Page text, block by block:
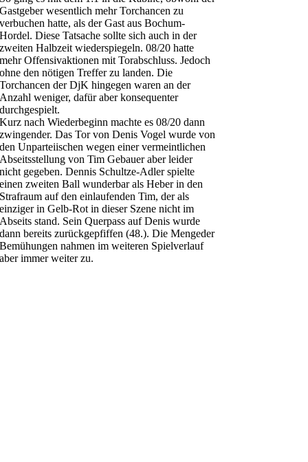
Gastgeber wesentlich mehr Torchancen zu
verbuchen hatte, als der Gast aus Bochum-
Hordel. Diese Tatsache sollte sich auch in der
zweiten Halbzeit wiederspiegeln. 08/20 hatte
mehr Offensivaktionen mit Torabschluss. Jedoch
ohne den nötigen Treffer zu landen. Die
Torchancen der DjK hingegen waren an der
Anzahl weniger, dafür aber konsequenter
durchgespielt.
Kurz nach Wiederbeginn machte es 08/20 dann
zwingender. Das Tor von Denis Vogel wurde von
den Unparteiischen wegen einer vermeintlichen
Abseitsstellung von Tim Gebauer aber leider
nicht gegeben. Dennis Schultze-Adler spielte
einen zweiten Ball wunderbar als Heber in den
Strafraum auf den einlaufenden Tim, der als
einziger in Gelb-Rot in dieser Szene nicht im
Abseits stand. Sein Querpass auf Denis wurde
dann bereits zurückgepfiffen (48.). Die Mengeder
Bemühungen nahmen im weiteren Spielverlauf
aber immer weiter zu.